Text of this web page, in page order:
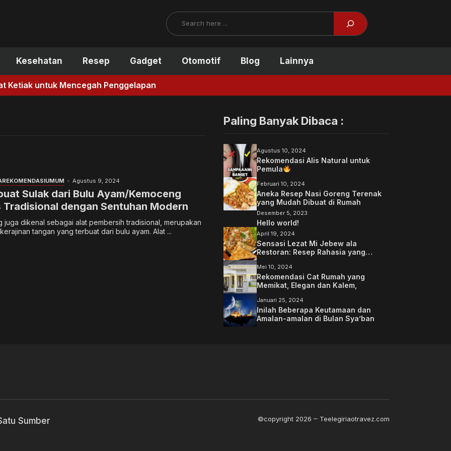
Search Facebook
Kesehatan Resep Gadget Otomotif Blog Lainnya
Penggelapan
REKOMENDASIUMUM Agustus 9, 2024
Sulak dari Bulu Ayam/Kemoceng
dengan Sentuhan Modern
juga dikenal sebagai alat pembersih tradisional, merupakan
tangan yang terbuat dari bulu ayam. Alat ...
Paling Banyak Dibaca :
Agustus 10, 2024
Rekomendasi Alis Natural untuk
Pemula
Februari 10, 2024
Aneka Resep Nasi Goreng Terenak
yang Mudah Dibuat di Rumah
Desember 5, 2023
Hello world!
April 19, 2024
Sensasi Lezat Mi Jebew ala
Restoran: Resep Rahasia yang
Mei 10, 2024
Rekomendasi Cat Rumah yang
Memikat, Elegan dan Kalem,
Januari 25, 2024
Inilah Beberapa Keutamaan dan
Amalan-amalan di Bulan Sya’ban
Sumber ©copyright 2026 Teelegiriaotravez.com